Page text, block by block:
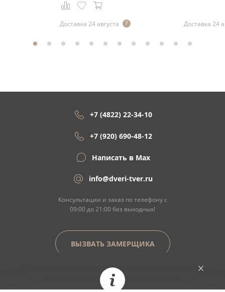
Доставка 24 августа Доставка 24
+7 (4822) 22-34-10
+7 (920) 690-48-12
Написать в Max
info@dveri-tver.ru
Консультации и заказ по телефону с
09:00 до 21:00 без выходных!
ВЫЗВАТЬ ЗАМЕРЩИКА